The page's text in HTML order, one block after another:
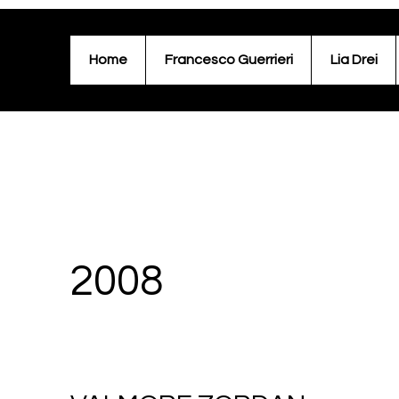
Home Francesco Guerrieri Lia Drei
2008